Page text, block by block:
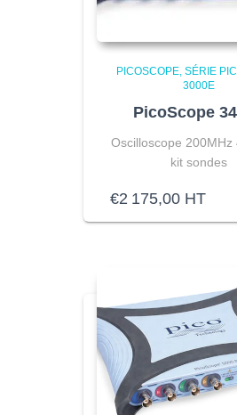
PICOSCOPE SÉRIE
3000E
PicoScope
Oscilloscope 200MHz
kit sondes
€2 175,00 HT